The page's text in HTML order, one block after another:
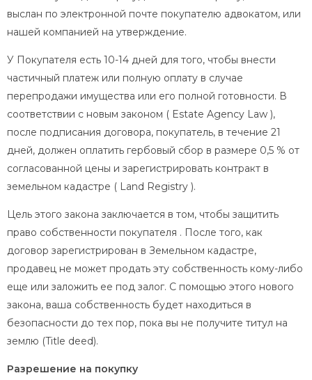
выслан по электронной почте покупателю адвокатом, или
нашей компанией на утверждение.
У Покупателя есть 10-14 дней для того, чтобы внести
частичный платеж или полную оплату в случае
перепродажи имущества или его полной готовности. В
соответствии с новым законом ( Estate Agency Law ),
после подписания договора, покупатель, в течение 21
дней, должен оплатить гербовый сбор в размере 0,5 % от
согласованной цены и зарегистрировать контракт в
земельном кадастре ( Land Registry ).
Цель этого закона заключается в том, чтобы защитить
право собственности покупателя . После того, как
договор зарегистрирован в Земельном кадастре,
продавец не может продать эту собственность кому-либо
еще или заложить ее под залог. С помощью этого нового
закона, ваша собственность будет находиться в
безопасности до тех пор, пока вы не получите титул на
землю (Title deed).
Разрешение на покупку